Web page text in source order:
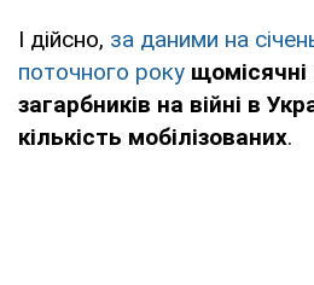
І дійсно, за даними на
поточного року
загарбників на війні в
кількість мобілізованих.